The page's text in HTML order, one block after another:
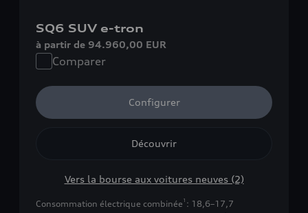
SQ6 SUV e-tron
à partir de 94.960,00 EUR
Comparer
Configurer
Découvrir
Vers la bourse aux voitures neuves (2)
Consommation électrique combinée 1 : 18,6–17,7